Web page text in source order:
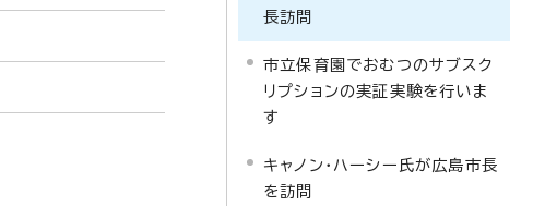
長訪問
市立保育園でおむつのサブスク
リプションの実証実験を行いま
す
キャノン・ハーシー氏が広島市長
を訪問